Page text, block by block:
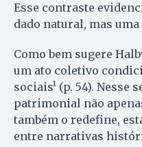
Esse contraste
dado natural, mas
Como bem sugere
um ato coletivo
sociais¹ (p. 54). Nesse
patrimonial não
também o redefine,
entre narrativas